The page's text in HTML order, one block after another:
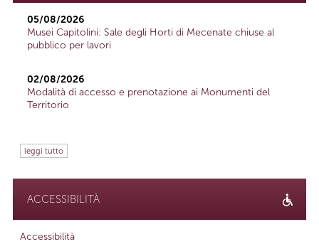
05/08/2026
Musei Capitolini: Sale degli Horti di Mecenate chiuse al
pubblico per lavori
02/08/2026
Modalità di accesso e prenotazione ai Monumenti del
Territorio
leggi tutto
ACCESSIBILITÀ
Accessibilità